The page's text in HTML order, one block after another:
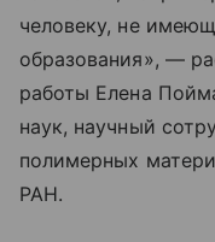
человеку, не
образования», —
работы Елена
наук, научный
полимерных
РАН.